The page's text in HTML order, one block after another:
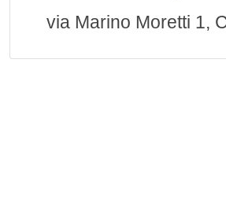
via Marino Moretti 1,